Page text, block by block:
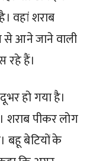
वहां शराब
से आने जाने वाली
रहे हैं।
हो गया है।
शराब पीकर लोग
बहू बेटियों के